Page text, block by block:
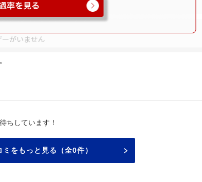
ちしています！
をもっと見る（全0件）